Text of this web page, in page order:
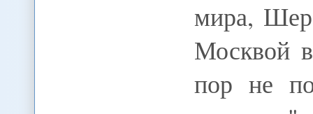
мира,
Москвой
пор не